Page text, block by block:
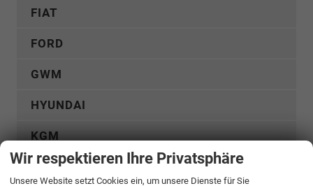
FIAT
FORD
GWM
HYUNDAI
KGM
KIA
Wir respektieren Ihre Privatsphäre
Unsere Website setzt Cookies ein, um unsere Dienste für Sie